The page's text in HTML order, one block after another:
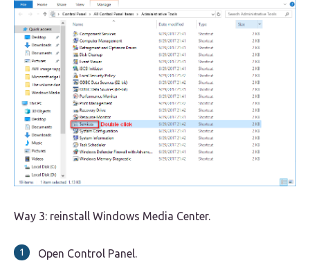
Way 3: reinstall Windows Media Center.
Open Control Panel.